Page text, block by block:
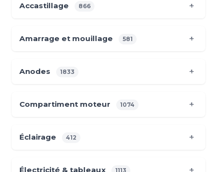
Accastillage 866
Amarrage et mouillage 581
Anodes 1833
Compartiment moteur 1074
Éclairage 412
Électricité & tableaux 1113